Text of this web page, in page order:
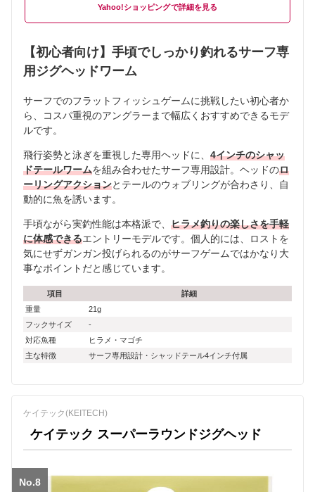
Yahoo!ショッピング
【初心者向け】手頃でしっかり釣れるサーフ専
用ジグヘッドワーム
サーフでのフラットフィッシュゲームに挑戦したい初心者か
ら、コスパ重視のアングラーまで幅広くおすすめできるモデ
ルです。
飛行姿勢と泳ぎを重視した専用ヘッドに、 4インチのシャッ
ドテールワームを組み合わせたサーフ専用設計。ヘッドのロ
ーリングアクションとテールのウォブリングが合わさり、自
動的に魚を誘います。
手頃ながら実釣性能は本格派で、 ヒラメ釣りの楽しさを手軽
に体感できるエントリーモデルです。個人的には、ロストを
気にせずガンガン投げられるのがサーフゲームではかなり大
事なポイントだと感じています。
項目
詳細
重量
21g
フックサイズ
-
対応魚種
ヒラメ・マゴチ
主な特徴
サーフ専用設計・シャッドテール4インチ付属
ケイテック(KEITECH)
ケイテック スーパーラウンドジグヘッド
No.8